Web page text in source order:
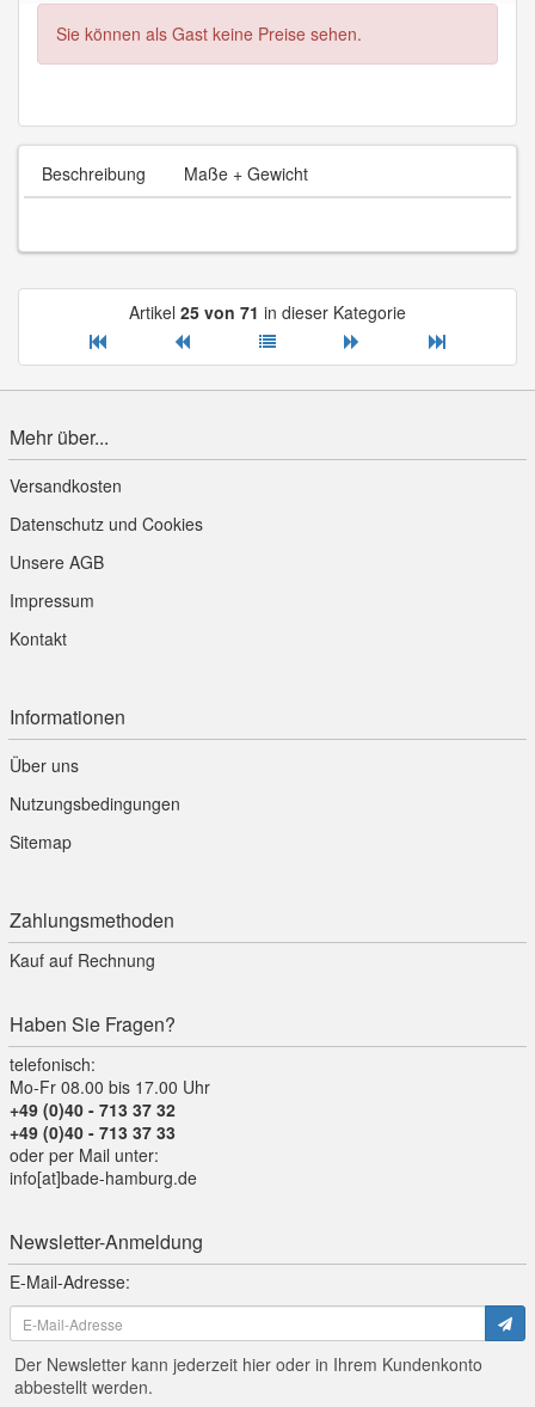
Sie können als Gast keine Preise sehen.
Beschreibung Maße + Gewicht
Artikel 25 von 71 in dieser Kategorie
Mehr über...
Versandkosten
Datenschutz und Cookies
Unsere AGB
Impressum
Kontakt
Informationen
Über uns
Nutzungsbedingungen
Sitemap
Zahlungsmethoden
Kauf auf Rechnung
Haben Sie Fragen?
telefonisch:
Mo-Fr 08.00 bis 17.00 Uhr
+49 (0)40 - 713 37 32
+49 (0)40 - 713 37 33
oder per Mail unter:
info[at]bade-hamburg.de
Newsletter-Anmeldung
E-Mail-Adresse:
Der Newsletter kann jederzeit hier oder in Ihrem Kundenkonto
abbestellt werden.